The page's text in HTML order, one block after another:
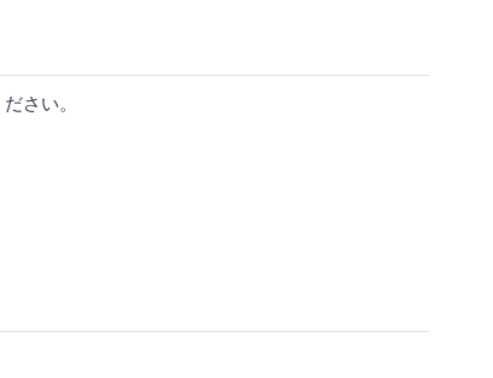
さい。